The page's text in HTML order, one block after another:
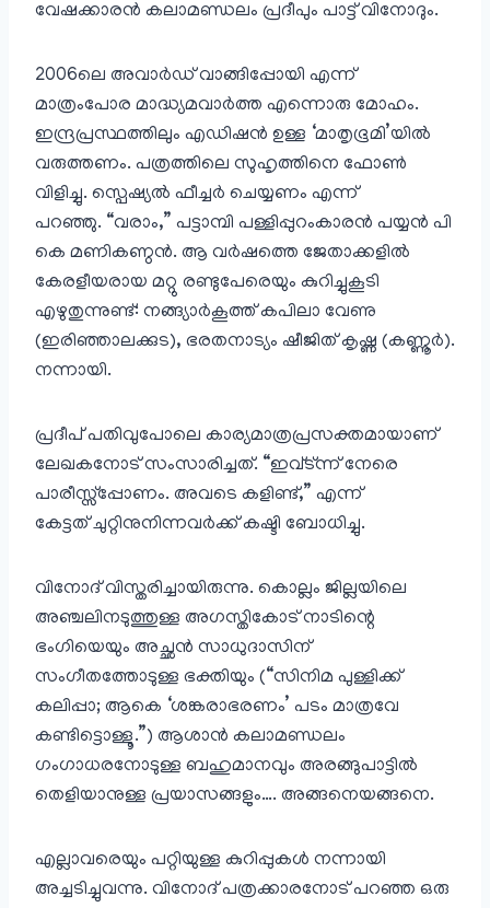
വേഷക്കാരൻ കലാമണ്ഡലം പ്രദീപും പാട്ട് വിനോദും.
2006ലെ അവാർഡ്‌ വാങ്ങിപ്പോയി എന്ന്
മാത്രംപോര മാദ്ധ്യമവാർത്ത എന്നൊരു മോഹം.
ഇന്ദ്രപ്രസ്ഥത്തിലും എഡിഷൻ ഉള്ള ‘മാതൃഭൂമി’യിൽ
വരുത്തണം. പത്രത്തിലെ സുഹൃത്തിനെ ഫോണ്‍
വിളിച്ചു. സ്പെഷ്യൽ ഫീച്ചർ ചെയ്യണം എന്ന്
പറഞ്ഞു. “വരാം,” പട്ടാമ്പി പള്ളിപ്പുറംകാരൻ പയ്യൻ പി
കെ മണികണ്ഠൻ. ആ വർഷത്തെ ജേതാക്കളിൽ
കേരളീയരായ മറ്റു രണ്ടുപേരെയും കുറിച്ചുകൂടി
എഴുതുന്നുണ്ട്: നങ്ങ്യാർകൂത്ത് കപിലാ വേണു
(ഇരിഞ്ഞാലക്കുട), ഭരതനാട്യം ഷീജിത് കൃഷ്ണ (കണ്ണൂർ).
നന്നായി.
പ്രദീപ്‌ പതിവുപോലെ കാര്യമാത്രപ്രസക്തമായാണ്
ലേഖകനോട് സംസാരിച്ചത്. “ഇവ്ട്ന്ന് നേരെ
പാരീസ്സ്പ്പോണം. അവടെ കളിണ്ട്,” എന്ന്
കേട്ടത് ചുറ്റിനുനിന്നവർക്ക് കഷ്ടി ബോധിച്ചു.
വിനോദ് വിസ്തരിച്ചായിരുന്നു. കൊല്ലം ജില്ലയിലെ
അഞ്ചലിനടുത്തുള്ള അഗസ്തികോട് നാടിന്റെ
ഭംഗിയെയും അച്ഛൻ സാധുദാസിന്
സംഗീതത്തോടുള്ള ഭക്തിയും (“സിനിമ പുള്ളിക്ക്
കലിപ്പാ; ആകെ ‘ശങ്കരാഭരണം’ പടം മാത്രവേ
കണ്ടിട്ടൊള്ളൂ.”) ആശാൻ കലാമണ്ഡലം
ഗംഗാധരനോടുള്ള ബഹുമാനവും അരങ്ങുപാട്ടിൽ
തെളിയാനുള്ള പ്രയാസങ്ങളും…. അങ്ങനെയങ്ങനെ.
എല്ലാവരെയും പറ്റിയുള്ള കുറിപ്പുകൾ നന്നായി
അച്ചടിച്ചുവന്നു. വിനോദ് പത്രക്കാരനോട് പറഞ്ഞ ഒരു